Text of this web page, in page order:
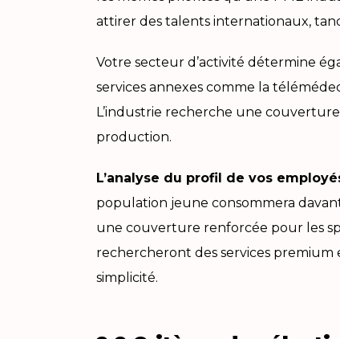
attirer des talents internationaux,
Votre secteur d’activité détermine
services annexes comme la
L’industrie recherche une
production.
L’analyse du profil de vos
population jeune consommera
une couverture renforcée pour les
rechercheront des services
simplicité.